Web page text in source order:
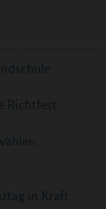
Richtfest
in Kraft